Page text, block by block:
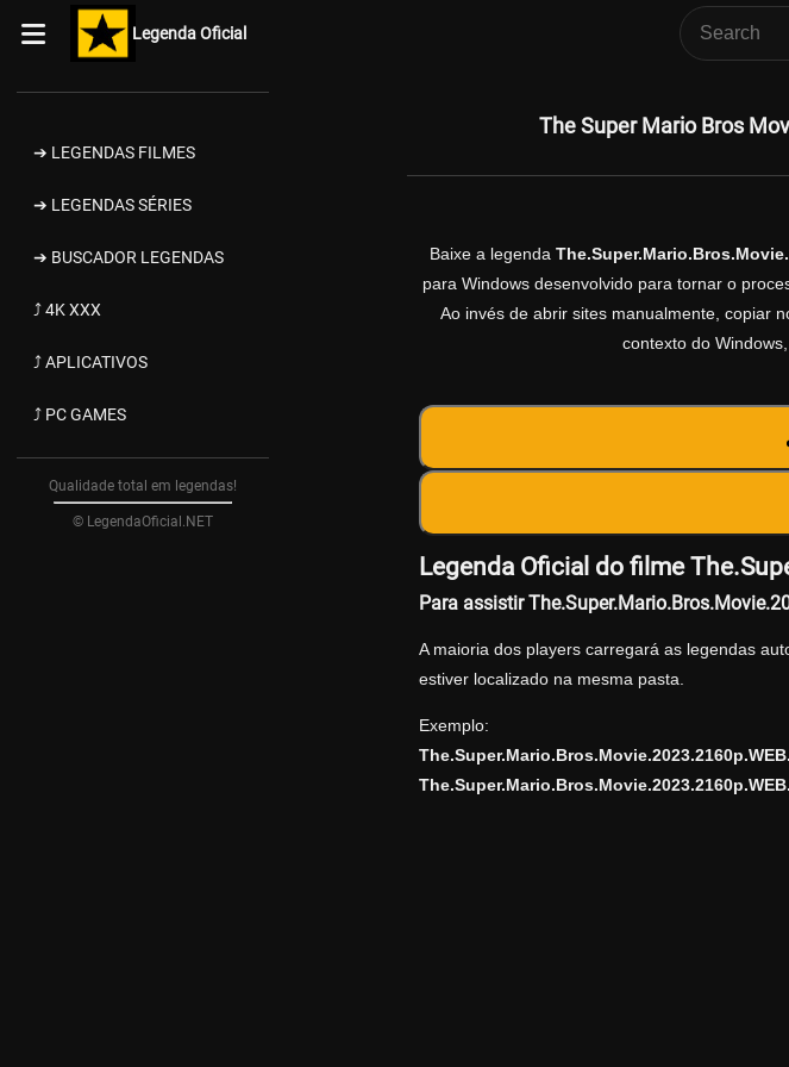
Legenda Oficial
➔ LEGENDAS FILMES
➔ LEGENDAS SÉRIES
➔ BUSCADOR LEGENDAS
⤴ 4K XXX
⤴ APLICATIVOS
⤴ PC GAMES
Qualidade total em legendas!
© LegendaOficial.NET
The Super Mario Bros
Baixe a legenda
para Windows desenvolvido para tornar o
Ao invés de abrir sites manualmente, copiar
contexto do
Legenda Oficial do filme
Para assistir
A maioria dos players carregará as legendas
estiver localizado na mesma pasta.
Exemplo: